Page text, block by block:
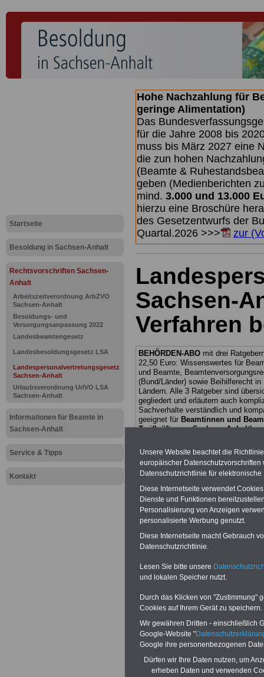
Startseite
Besoldung in Sachsen-Anhalt
Rechtsvorschriften Sachsen-
Anhalt
Arbeitszeitverordnung ArbZVO
Sachsen-Anhalt
Besoldungs- und
Versorgungsanpassung 2022
Landesbeamtengesetz
Landesbesoldungsgesetz LSA
Landespersonalvertretungsgesetz
Sachsen-Anhalt
Urlaubsverordnung UrlVO LSA
Sachsen-Anhalt
Informationen für Beamte in
Sachsen-Anhalt
Service & Tipps
Kontakt
Hohe Nachzahlung für
geringe Alimentation)
Das
für die Jahre 2008 bis
muss bis März 2027 eine
die zun hohen
(Beamte &
geben (Medienberichten
mind. 3.000 und 13.000
hierzu eine Broschüre
des Gesetzentwurfs der
Quartal.2026 >>>
zur
Sachsen-
Verfahren
BEHÖRDEN-ABO mit drei
22,50 Euro: Wissenswertes für
und Beamte,
(Bund/Länder) sowie Beihilferecht in
Ländern. Alle 3 Ratgeber sind
gegliedert und erläutern auch
Sachverhalte verständlich und
geeignet für Beamtinnen und
Tarifkräfte von Sachsen-Anhalt)..
werden
Zur Übersicht
Sachsen-
(1) Einigen sich
Dienststelle
können sie die
Unsere Website beachtet die
europäischer
Datenschutzrichtlinie für
Diese Internetseite verwendet
Dienste und Funktionen
Personalisierung von Anzeigen
personalisierte Werbung genutzt.
Diese Internetseite macht Gebrauch
Datenschutzrichtlinie.
Lesen Sie bitte unsere
und lokalen Speicher nutzt.
Durch das Klicken von "Zustimmung"
Cookies auf Ihrem Gerät zu speichern.
Wir gewähren Dritten - einschließlich
Google-Website "
Google ihre personenbezogenen
Dürfen wir Ihre Daten nutzen, um
erheben Daten und verwenden